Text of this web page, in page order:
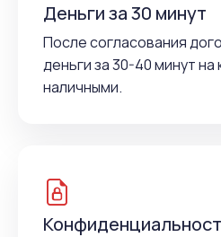
Деньги за 30 минут
После согласования
деньги за 30-40 минут на
наличными.